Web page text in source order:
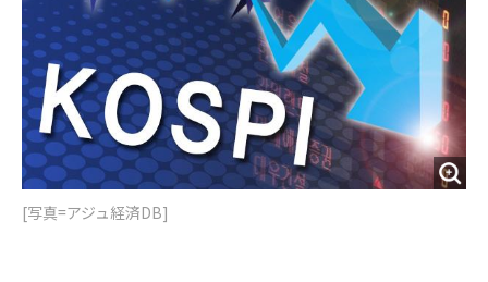
[写真=アジュ経済DB]